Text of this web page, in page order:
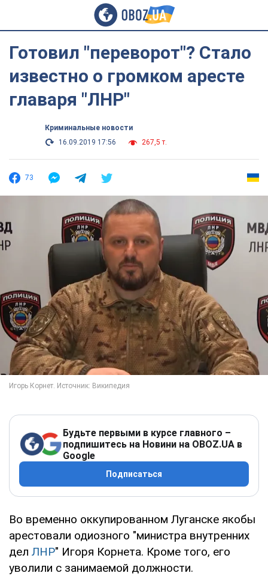
Готовил "переворот"? Стало
известно о громком аресте
главаря "ЛНР"
Криминальные новости
16.09.2019 17:56
267,5 т.
73
Будьте первыми в курсе главного –
подпишитесь на Новини на OBOZ.UA в
Google
Подписаться
Во временно оккупированном Луганске якобы
арестовали одиозного "министра внутренних
дел ЛНР" Игоря Корнета. Кроме того, его
уволили с занимаемой должности.